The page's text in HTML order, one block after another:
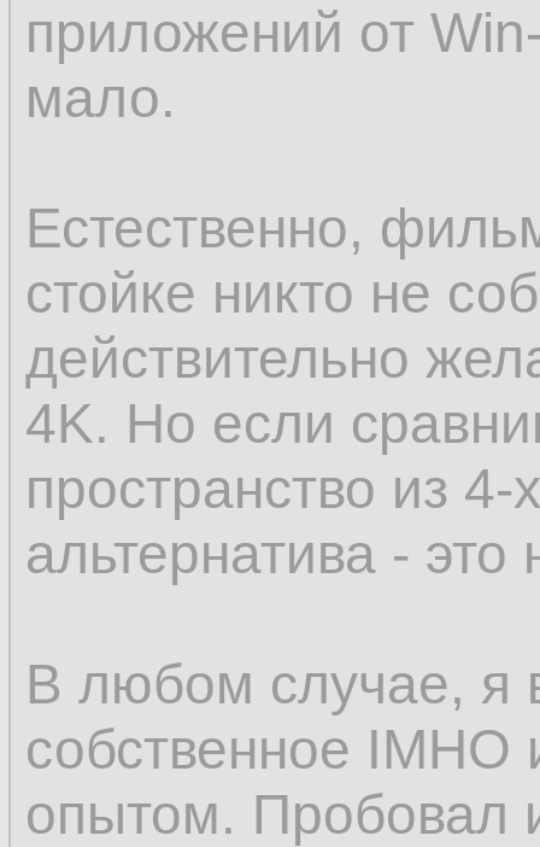
приложений от
мало.
Естественно,
стойке никто не
действительно
4K. Но если
пространство из
альтернатива -
В любом случае, я
собственное
опытом. Пробовал